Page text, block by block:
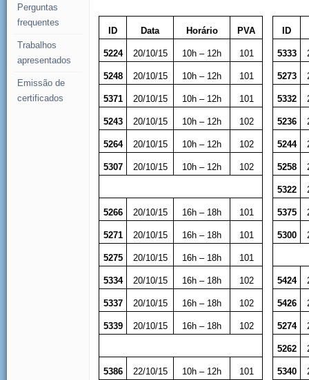
Perguntas
frequentes
Trabalhos
apresentados
Emissão de
certificados
ID Data Horário PVA ID
5224 20/10/15 10h – 12h 101 5333
5248 20/10/15 10h – 12h 101 5273
5371 20/10/15 10h – 12h 101 5332
5243 20/10/15 10h – 12h 102 5236
5264 20/10/15 10h – 12h 102 5244
5307 20/10/15 10h – 12h 102 5258
5322
5266 20/10/15 16h – 18h 101 5375
5271 20/10/15 16h – 18h 101 5300
5275 20/10/15 16h – 18h 101
5334 20/10/15 16h – 18h 102 5424
5337 20/10/15 16h – 18h 102 5426
5339 20/10/15 16h – 18h 102 5274
5262
5386 22/10/15 10h – 12h 101 5340